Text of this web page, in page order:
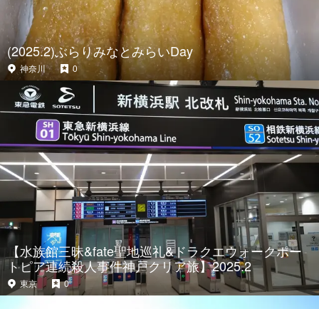
(2025.2)ぶらりみなとみらいDay
神奈川 0
【水族館三昧&fate聖地巡礼&ドラクエウォークポー
トピア連続殺人事件神戸クリア旅】2025.2
東京 0